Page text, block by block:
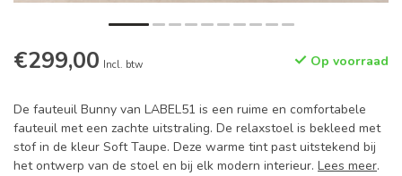
€299,00 Incl. btw Op voorraad
De fauteuil Bunny van LABEL51 is een ruime en comfortabele
fauteuil met een zachte uitstraling. De relaxstoel is bekleed met
stof in de kleur Soft Taupe. Deze warme tint past uitstekend bij
het ontwerp van de stoel en bij elk modern interieur. Lees meer.